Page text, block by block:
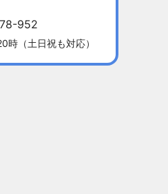
所在地
建物
木造2階建
（土日祝も対応）